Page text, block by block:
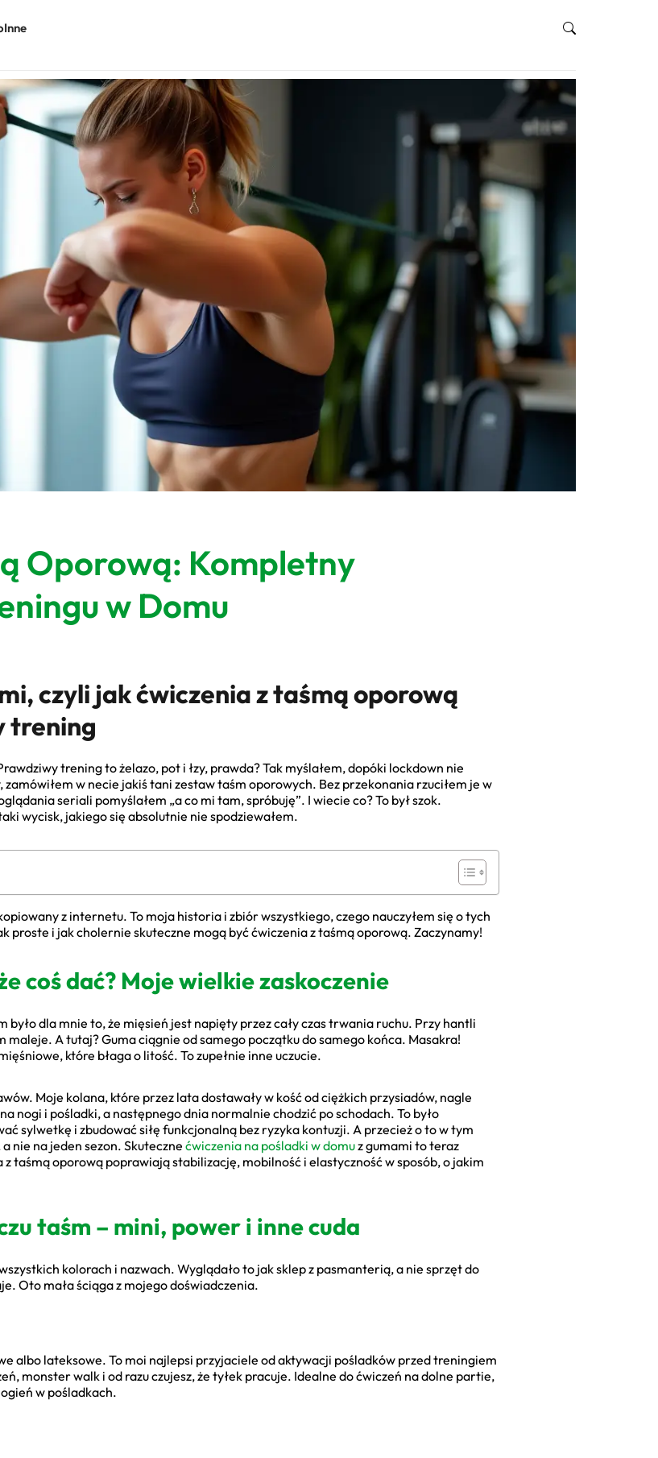
Inne
Oporową: Kompletny
w Domu
czyli jak ćwiczenia z taśmą oporową
trening
trening to żelazo, pot i łzy, prawda? Tak myślałem, dopóki lockdown nie
w necie jakiś tani zestaw taśm oporowych. Bez przekonania rzuciłem je w
seriali pomyślałem „a co mi tam, spróbuję”. I wiecie co? To był szok.
wycisk, jakiego się absolutnie nie spodziewałem.
z internetu. To moja historia i zbiór wszystkiego, czego nauczyłem się o tych
proste i jak cholernie skuteczne mogą być ćwiczenia z taśmą oporową. Zaczynamy!
coś dać? Moje wielkie zaskoczenie
było dla mnie to, że mięsień jest napięty przez cały czas trwania ruchu. Przy hantli
A tutaj? Guma ciągnie od samego początku do samego końca. Masakra!
które błaga o litość. To zupełnie inne uczucie.
Moje kolana, które przez lata dostawały w kość od ciężkich przysiadów, nagle
nogi i pośladki, a następnego dnia normalnie chodzić po schodach. To było
sylwetkę i zbudować siłę funkcjonalną bez ryzyka kontuzji. A przecież o to w tym
nie na jeden sezon. Skutecznećwiczenia na pośladki w domuz gumami to teraz
taśmą oporową poprawiają stabilizację, mobilność i elastyczność w sposób, o jakim
taśm – mini, power i inne cuda
kolorach i nazwach. Wyglądało to jak sklep z pasmanterią, a nie sprzęt do
Oto mała ściąga z mojego doświadczenia.
albo lateksowe. To moi najlepsi przyjaciele od aktywacji pośladków przed treningiem
monster walk i od razu czujesz, że tyłek pracuje. Idealne do ćwiczeń na dolne partie,
w pośladkach.